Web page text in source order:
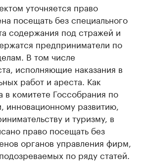
уточняется право
посещать без специального
содержания под стражей и
предприниматели по
В том числе
исполняющие наказания в
работ и ареста. Как
в комитете Госсобрания по
инновационному развитию,
и туризму, в
право посещать без
органов управления фирм,
по ряду статей.